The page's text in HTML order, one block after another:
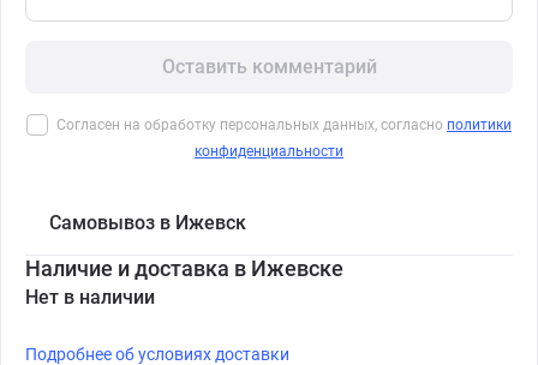
Оставить комментарий
Согласен на обработку персональных данных, согласно политики
конфиденциальности
Самовывоз в Ижевск
Наличие и доставка в Ижевске
Нет в наличии
Подробнее об условиях доставки